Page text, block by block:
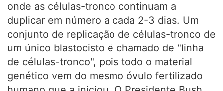
onde as células-tronco continuam a
duplicar em número a cada 2-3 dias. Um
conjunto de replicação de células-tronco de
um único blastocisto é chamado de "linha
de células-tronco", pois todo o material
genético vem do mesmo óvulo fertilizado